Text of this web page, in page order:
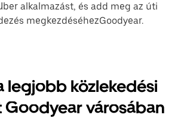
alkalmazást, és add meg az úti
megkezdéséhezGoodyear.
legjobb közlekedési
városában